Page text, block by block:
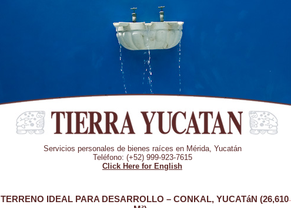
Servicios personales de bienes raíces en Mérida, Yucatán
Teléfono: (+52) 999-923-7615
Click Here for English
TERRENO IDEAL PARA DESARROLLO – CONKAL, YUCATáN (26,610